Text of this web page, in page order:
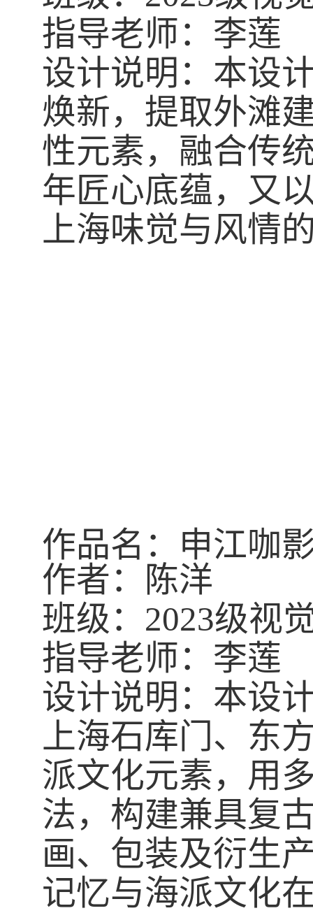
指导老师：李莲
设计说明：本设
焕新，提取外滩
性元素，融合传
年匠心底蕴，又
上海味觉与风情
作品名：申江咖
作者：陈洋
班级： 2023级视
指导老师：李莲
设计说明：本设
上海石库门、东
派文化元素，用
法，构建兼具复
画、包装及衍生
记忆与海派文化